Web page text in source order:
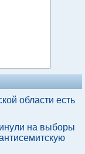
области есть
на выборы